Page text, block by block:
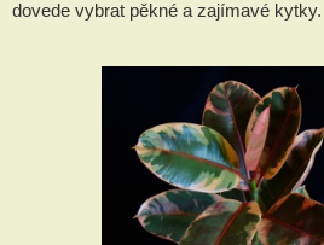
dovede vybrat pěkné a zajímavé kytky.